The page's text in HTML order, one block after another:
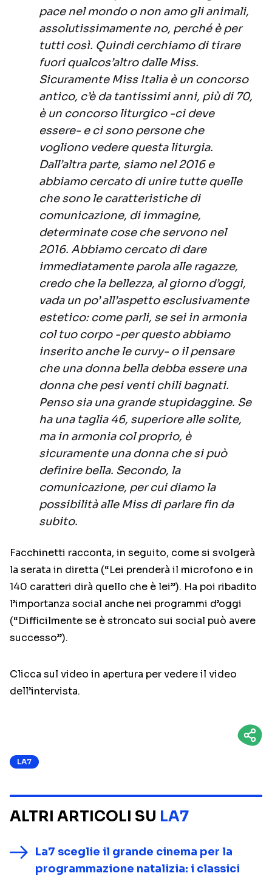
pace nel mondo o non amo gli animali,
assolutissimamente no, perché è per
tutti così. Quindi cerchiamo di tirare
fuori qualcos’altro dalle Miss.
Sicuramente Miss Italia è un concorso
antico, c’è da tantissimi anni, più di 70,
è un concorso liturgico -ci deve
essere- e ci sono persone che
vogliono vedere questa liturgia.
Dall’altra parte, siamo nel 2016 e
abbiamo cercato di unire tutte quelle
che sono le caratteristiche di
comunicazione, di immagine,
determinate cose che servono nel
2016. Abbiamo cercato di dare
immediatamente parola alle ragazze,
credo che la bellezza, al giorno d’oggi,
vada un po’ all’aspetto esclusivamente
estetico: come parli, se sei in armonia
col tuo corpo -per questo abbiamo
inserito anche le curvy- o il pensare
che una donna bella debba essere una
donna che pesi venti chili bagnati.
Penso sia una grande stupidaggine. Se
ha una taglia 46, superiore alle solite,
ma in armonia col proprio, è
sicuramente una donna che si può
definire bella. Secondo, la
comunicazione, per cui diamo la
possibilità alle Miss di parlare fin da
subito.
Facchinetti racconta, in seguito, come si svolgerà
la serata in diretta (“Lei prenderà il microfono e in
140 caratteri dirà quello che è lei”). Ha poi ribadito
l’importanza social anche nei programmi d’oggi
(“Difficilmente se è stroncato sui social può avere
successo”).
Clicca sul video in apertura per vedere il video
dell’intervista.
LA7
ALTRI ARTICOLI SU LA7
La7 sceglie il grande cinema per la
programmazione natalizia: i classici